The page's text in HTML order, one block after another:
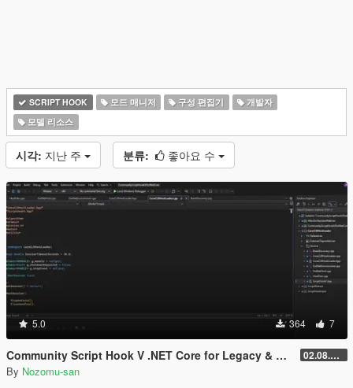
SCRIPT HOOK 모드 매니저 구성 편집기
개발자
모델 리소스
시각: 지난 주 분류: 좋아요 수
5.0 364 7
Community Script Hook V .NET Core for Legacy & Enhanced [ .NET Core ] 02.08.2026
By Nozomu-san